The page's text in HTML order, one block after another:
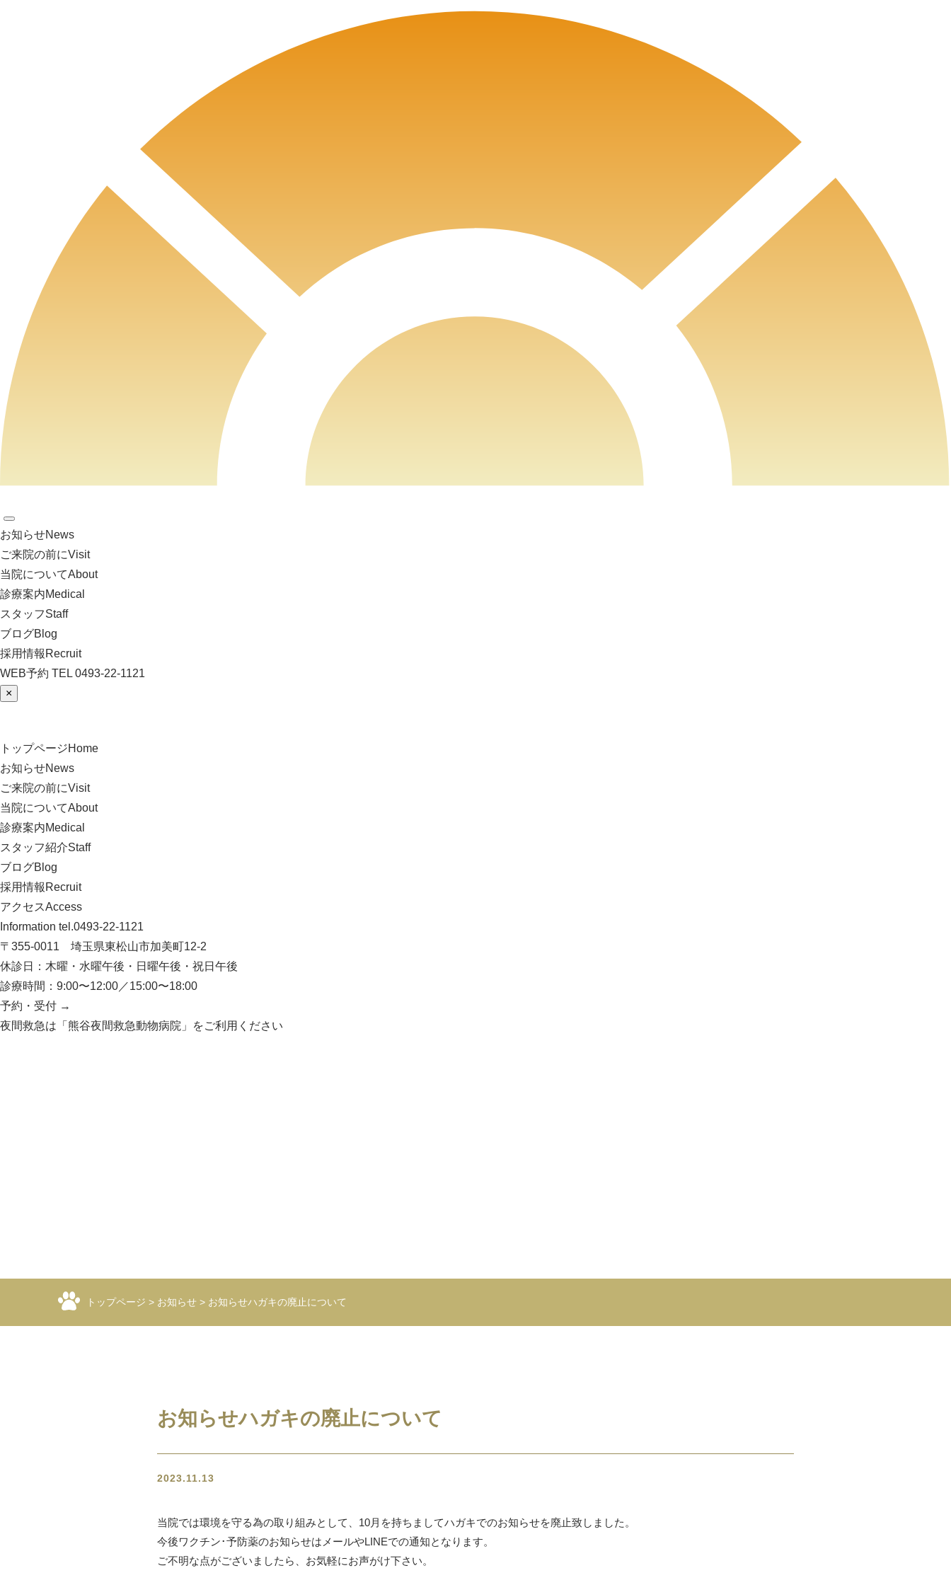
お知らせNews
ご来院の前にVisit
当院についてAbout
診療案内Medical
スタッフStaff
ブログBlog
採用情報 Recruit
WEB予約 TEL 0493-22-1121
×
トップページHome
お知らせNews
ご来院の前にVisit
当院についてAbout
診療案内Medical
スタッフ紹介Staff
ブログBlog
採用情報 Recruit
アクセスAccess
Information tel.0493-22-1121
〒355-0011 埼玉県東松山市加美町12-2
休診日：木曜・水曜午後・日曜午後・祝日午後
診療時間：9:00〜12:00／15:00〜18:00
予約・受付 →
夜間救急は「熊谷夜間救急動物病院」をご利用ください
トップページ > お知らせ> お知らせハガキの廃止について
お知らせハガキの廃止について
2023.11.13
当院では環境を守る為の取り組みとして、10月を持ちましてハガキでのお知らせを廃止致しました。
今後ワクチン･予防薬のお知らせはメールやLINEでの通知となります。
ご不明な点がございましたら、お気軽にお声がけ下さい。